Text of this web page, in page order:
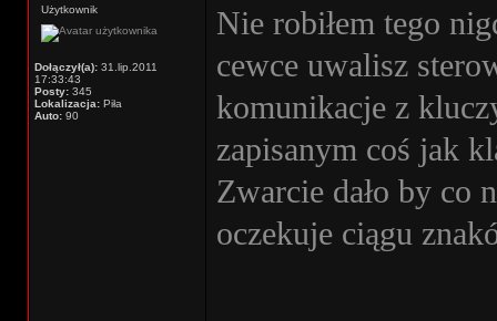
Użytkownik
Dołączył(a): 31.lip.2011
17:33:43
Posty: 345
Lokalizacja: Piła
Auto: 90
Nie robiłem tego
cewce uwalisz
komunikacje z
zapisanym coś jak
Zwarcie dało by co
oczekuje ciągu